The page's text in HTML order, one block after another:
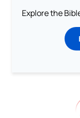
Explore the